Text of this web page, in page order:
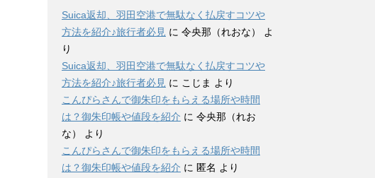
Suica返却、羽田空港で無駄なく払戻すコツや
方法を紹介♪旅行者必見 に 令央那（れおな）
よ
り
Suica返却、羽田空港で無駄なく払戻すコツや
方法を紹介♪旅行者必見 に こじま より
こんぴらさんで御朱印をもらえる場所や時間
は？御朱印帳や値段を紹介 に 令央那（れお
な）
より
こんぴらさんで御朱印をもらえる場所や時間
は？御朱印帳や値段を紹介 に 匿名 より